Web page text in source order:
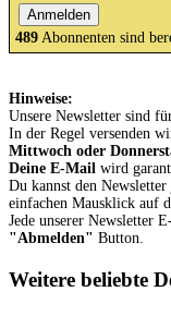
489 Abonnenten sind
Hinweise:
Unsere Newsletter sind
In der Regel versenden
Mittwoch oder
Deine E-Mail wird
Du kannst den
einfachen Mausklick auf
Jede unserer Newsletter
"Abmelden" Button.
Weitere beliebte